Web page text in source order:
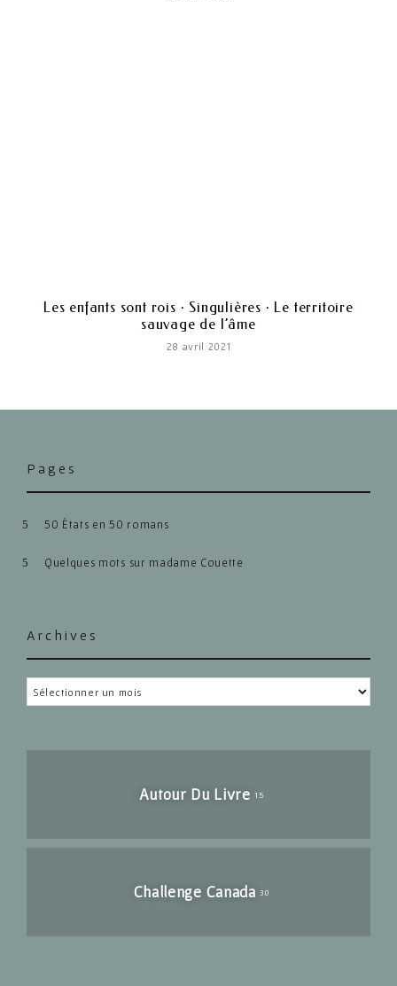
Les enfants sont rois · Singulières · Le territoire
sauvage de l’âme
28 avril 2021
Pages
50 États en 50 romans
Quelques mots sur madame Couette
Archives
Archives
Autour Du Livre 15
Challenge Canada 30